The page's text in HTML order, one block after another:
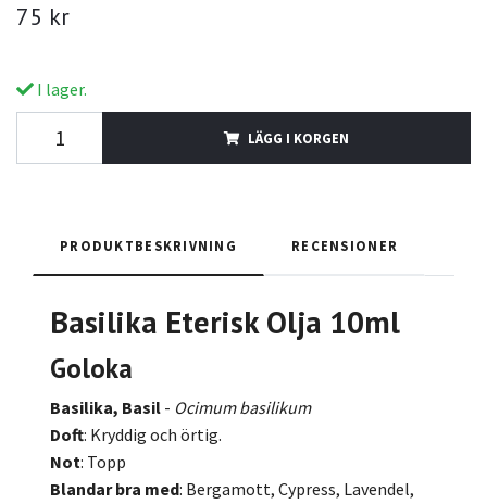
75 kr
I lager.
LÄGG I KORGEN
PRODUKTBESKRIVNING RECENSIONER
Basilika Eterisk Olja 10ml
Goloka
Basilika, Basil - Ocimum basilikum
Doft: Kryddig och örtig.
Not: Topp
Blandar bra med: Bergamott, Cypress, Lavendel,